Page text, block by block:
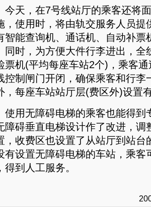
，在7号线站厅的乘客还将面
，使用时，将由轨交服务人员提
智能查询机、通话机、自动补票
同时，为方便大件行李进出，全
票机(平均每座车站2个)，乘客
控制闸门开闭，确保乘客和行李
，每座车站站厅层(费区外)设置
无障碍电梯的乘客也能得到
障碍垂直电梯设计作了改进，调
，收费区也设置了从站厅到站台
有设置无障碍电梯的车站，乘客
得到人工服务。